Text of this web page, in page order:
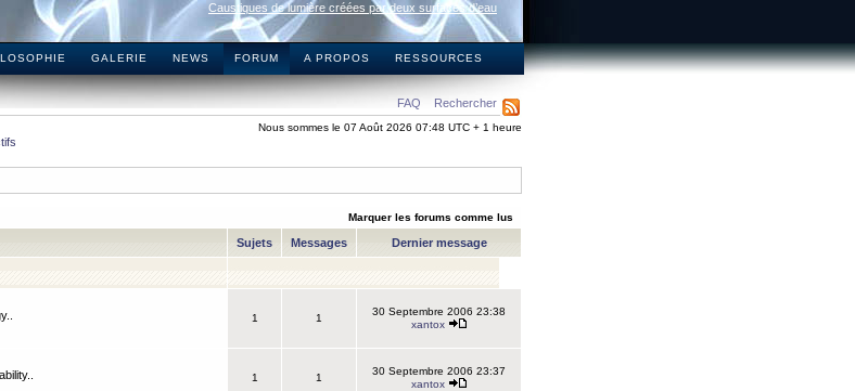
Caustiques de lumière créées par deux surfaces d’eau
GALERIE NEWS FORUM A PROPOS RESSOURCES
FAQ Rechercher
Nous sommes le 07 Août 2026 07:48 UTC + 1 heure
Marquer les forums comme lus
Sujets Messages Dernier message
1 1
30 Septembre 2006 23:38
xantox
1 1
30 Septembre 2006 23:37
xantox